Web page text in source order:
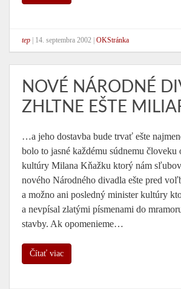
tep 14. septembra 2002 OKStránka
NOVÉ NÁRODNÉ
ZHLTNE EŠTE
…a jeho dostavba bude trvať ešte
bolo to jasné každému súdnemu človeku
kultúry Milana Kňažku ktorý nám
nového Národného divadla ešte pred
a možno ani posledný minister kultúry
a nevpísal zlatými písmenami do
stavby. Ak opomenieme…
Čítať viac